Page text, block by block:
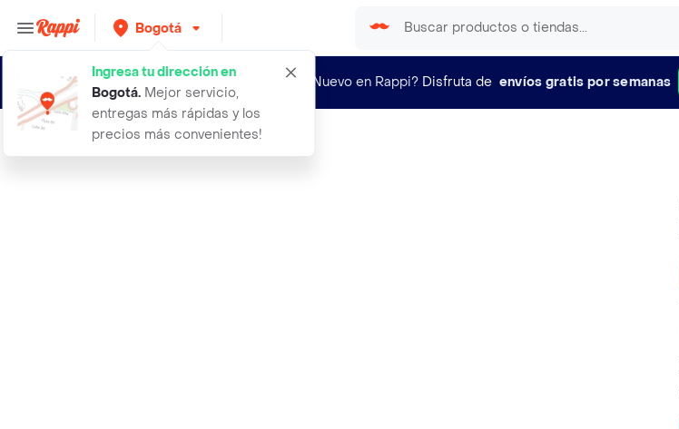
Bogotá
Ingresa tu dirección en
Bogotá. Mejor servicio,
entregas más rápidas y los
precios más convenientes!
¿Nuevo en Rappi? Disfruta de envíos gratis por semanas
aceite para masajes corporal romant